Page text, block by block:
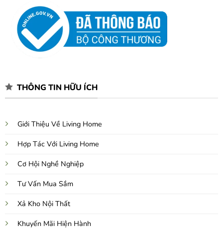
THÔNG TIN HỮU ÍCH
Giới Thiệu Về Living Home
Hợp Tác Với Living Home
Cơ Hội Nghề Nghiệp
Tư Vấn Mua Sắm
Xả Kho Nội Thất
Khuyến Mãi Hiện Hành